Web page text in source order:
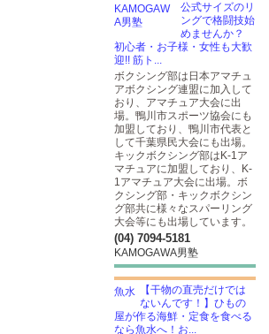
公式サイズのリ
ングで格闘技始
めませんか？
初心者・お子様・女性も大歓
迎!! 筋ト...
ボクシング部は日本アマチュ
アボクシング連盟に加入して
おり、アマチュア大会に出
場。鴨川市スポーツ協会にも
加盟しており、鴨川市代表と
して千葉県民大会にも出場。
キックボクシング部はK-1ア
マチュアに加盟しており、K-
1アマチュア大会に出場。ボ
クシング部・キックボクシン
グ部共に様々なスパーリング
大会等にも出場しています。
(04) 7094-5181
KAMOGAWA男塾
【干物の直売だけでは
ないんです！】ひもの
屋が作る海鮮・定食を食べる
なら魚水へ！お...